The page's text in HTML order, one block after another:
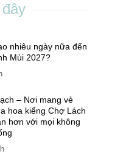
nhiêu ngày nữa đến
Mùi 2027?
– Nơi mang vẻ
hoa kiểng Chợ Lách
hơn với mọi không